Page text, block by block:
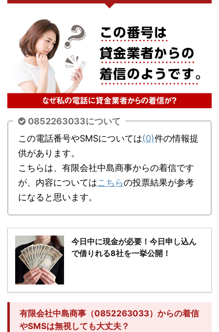
0852263033について
この電話番号やSMSについては(0)件の情報提
供があります。
こちらは、有限会社中島商事からの着信です
が、内容についてはこちらの投票結果が参考
になると思います。
今日中に現金が必要！今日申し込ん
で借りれる8社を一挙公開！
有限会社中島商事（0852263033）からの着信
やSMSは無視しても大丈夫？